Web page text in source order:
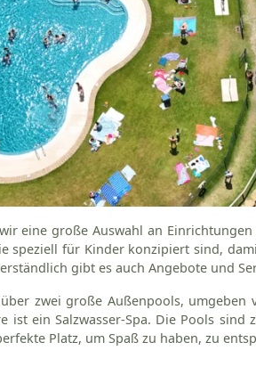
eine große Auswahl an
speziell für Kinder konzipiert sind,
gibt es auch Angebote und
zwei große Außenpools, umgeben
ist ein Salzwasser-Spa. Die Pools
Platz, um Spaß zu haben, zu